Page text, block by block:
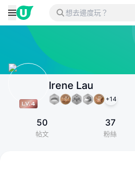
Irene Lau
+14
50
帖文
37
粉絲